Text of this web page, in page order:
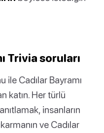
Trivia soruları
ile Cadılar Bayramı
katın. Her türlü
insanların
ve Cadılar